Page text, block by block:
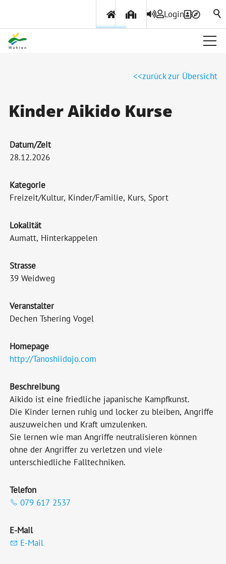
Login
Politik & Verwaltung
Themen & Services
zurück zur Übersicht
Kinder Aikido Kurse
Datum/Zeit
28.12.2026
Kategorie
Freizeit/Kultur, Kinder/Familie, Kurs, Sport
Lokalität
Aumatt, Hinterkappelen
Strasse
39 Weidweg
Veranstalter
Dechen Tshering Vogel
Homepage
http://Tanoshiidojo.com
Beschreibung
Aikido ist eine friedliche japanische Kampfkunst.
Die Kinder lernen ruhig und locker zu bleiben, Angriffe
auszuweichen und Kraft umzulenken.
Sie lernen wie man Angriffe neutralisieren können
ohne der Angriffer zu verletzen und viele
unterschiedliche Falltechniken.
Telefon
079 617 2537
E-Mail
E-Mail